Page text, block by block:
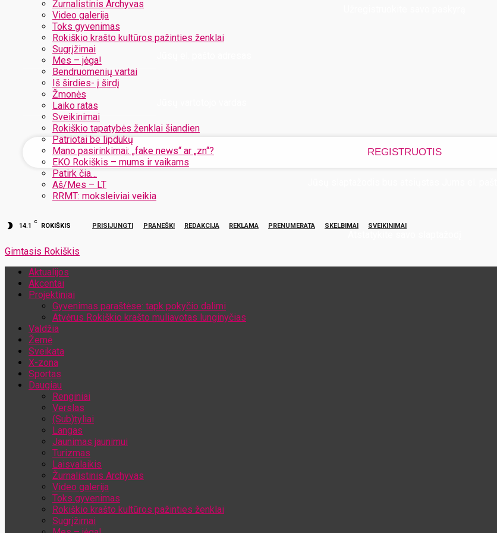
Žurnalistinis Archyvas
Video galerija
Toks gyvenimas
Rokiškio krašto kultūros pažinties ženklai
Sugrįžimai
Mes – jėga!
Bendruomenių vartai
Iš širdies- į širdį
Žmonės
Laiko ratas
Sveikinimai
Rokiškio tapatybės ženklai šiandien
Patriotai be lipdukų
Mano pasirinkimai: „fake news“ ar „zn“?
EKO Rokiškis – mums ir vaikams
Patirk čia…
Aš/Mes – LT
RRMT: moksleiviai veikia
14.1
C
ROKIŠKIS PRISIJUNGTI PRANEŠK! REDAKCIJA REKLAMA PRENUMERATA SKELBIMAI SVEIKINIMAI
Gimtasis Rokiškis
Aktualijos
Akcentai
Projektiniai
Gyvenimas paraštėse: tapk pokyčio dalimi
Atvėrus Rokiškio krašto muliavotas lunginyčias
Valdžia
Žemė
Sveikata
X-zona
Sportas
Daugiau
Renginiai
Verslas
(Sub)tyliai
Langas
Jaunimas jaunimui
Turizmas
Laisvalaikis
Žurnalistinis Archyvas
Video galerija
Toks gyvenimas
Rokiškio krašto kultūros pažinties ženklai
Sugrįžimai